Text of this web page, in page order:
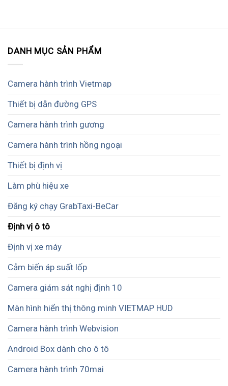
DANH MỤC SẢN PHẨM
Camera hành trình Vietmap
Thiết bị dẫn đường GPS
Camera hành trình gương
Camera hành trình hồng ngoại
Thiết bị định vị
Làm phù hiệu xe
Đăng ký chạy GrabTaxi-BeCar
Định vị ô tô
Định vị xe máy
Cảm biến áp suất lốp
Camera giám sát nghị định 10
Màn hình hiển thị thông minh VIETMAP HUD
Camera hành trình Webvision
Android Box dành cho ô tô
Camera hành trình 70mai